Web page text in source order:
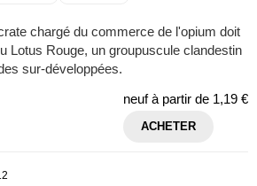
chargé du commerce de l'opium doit
Lotus Rouge, un groupuscule clandestin
sur-développées.
neuf à partir de 1,19 €
ACHETER